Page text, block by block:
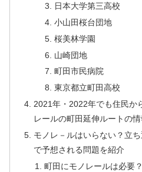
日本大学第三高校
小山田桜台団地
桜美林学園
山崎団地
町田市民病院
東京都立町田高校
2021年・2022年でも住民か
レールの町田延伸ルートの
モノレ－ルはいらない？立
で予想される問題を紹介
町田にモノレールは必要？